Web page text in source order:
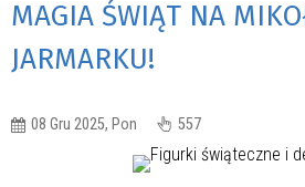
MAGIA ŚWIĄT NA
JARMARKU!
08 Gru 2025, Pon 557